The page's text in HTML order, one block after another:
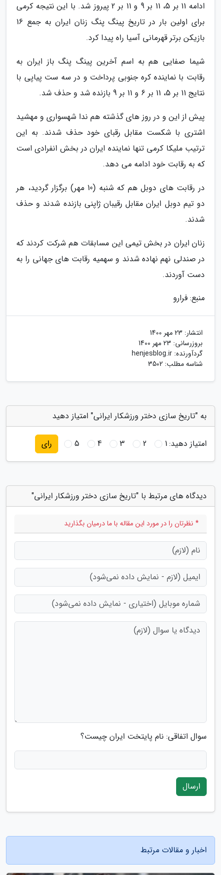
ادامه 11 بر 5، 11 بر 9 و 11 بر 2 پیروز شد. با این نتیجه کرمی
برای اولین بار در تاریخ پینگ پنگ زنان ایران به جمع 16
بازیکن برتر قهرمانی آسیا راه پیدا کرد.
شیما صفایی هم به اسم آخرین پینگ پنگ باز ایران به
رقابت با نماینده کره جنوبی پرداخت و در سه ست پیاپی با
نتایج 11 بر 5، 11 بر 6 و 11 بر 9 بازنده شد و حذف شد.
پیش از این و در روز های گذشته هم ندا شهسواری و مهشید
اشتری با شکست مقابل رقبای خود حذف شدند. به این
ترتیب ملیکا کرمی تنها نماینده ایران در بخش انفرادی است
که به رقابت خود ادامه می دهد.
در رقابت های دوبل هم که شنبه (10 مهر) برگزار گردید، هر
دو تیم دوبل ایران مقابل رقیبان ژاپنی بازنده شدند و حذف
شدند.
زنان ایران در بخش تیمی این مسابقات هم شرکت کردند که
در صندلی نهم نهاده شدند و سهمیه رقابت های جهانی را به
دست آوردند.
منبع: فرارو
انتشار: 23 مهر 1400
بروزرسانی: 23 مهر 1400
گردآورنده: henjesblog.ir
شناسه مطلب: 3502
به "تاریخ سازی دختر ورزشکار ایرانی" امتیاز دهید
امتیاز دهید:1
2
3
4
5 رای
دیدگاه های مرتبط با "تاریخ سازی دختر ورزشکار ایرانی"
* نظرتان را در مورد این مقاله با ما درمیان بگذارید
سوال اتفاقی: نام پایتخت ایران چیست؟
ارسال
اخبار و مقالات مرتبط